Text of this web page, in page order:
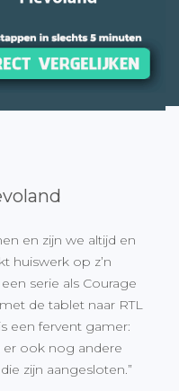
en zijn we altijd en
huiswerk op z’n
serie als Courage
de tablet naar RTL
een fervent gamer:
er ook nog andere
zijn aangesloten.”